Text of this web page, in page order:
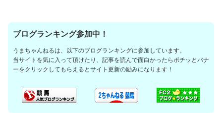
ブログランキング参加中！
うまちゃんねるは、以下のブログランキングに参加しています。
当サイトを気に入って頂けたり、記事を読んで面白かったらポチッとバナ
ーをクリックしてもらえるとサイト更新の励みになります！